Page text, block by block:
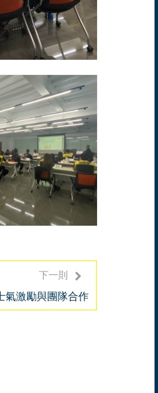
下一則
氣激勵與團隊合作